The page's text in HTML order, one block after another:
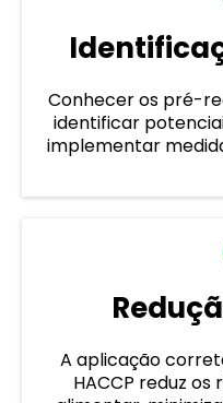
Conhecer os pré-
identificar
implementar
A aplicação
HACCP reduz